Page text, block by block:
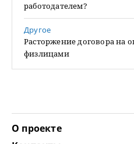
работодателем?
Другое
Расторжение договора на
физлицами
О проекте